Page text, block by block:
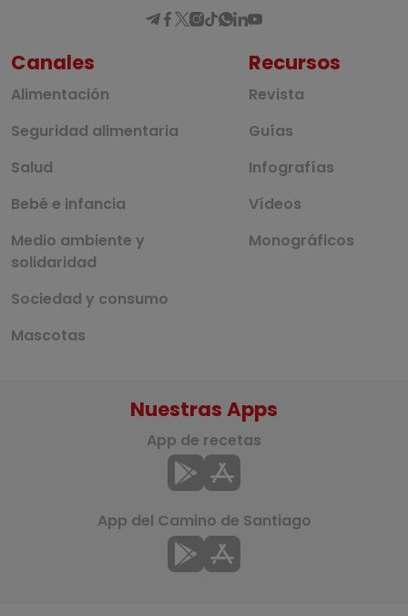
Canales
Alimentación
Seguridad alimentaria
Salud
Bebé e infancia
Medio ambiente y
solidaridad
Sociedad y consumo
Mascotas
Recursos
Revista
Guías
Infografías
Vídeos
Monográficos
Nuestras Apps
App de recetas
App del Camino de Santiago